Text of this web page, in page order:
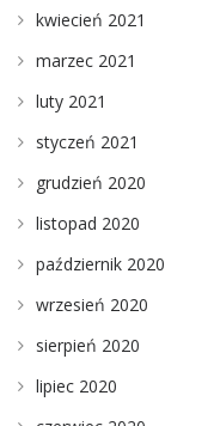
kwiecień 2021
marzec 2021
luty 2021
styczeń 2021
grudzień 2020
listopad 2020
październik 2020
wrzesień 2020
sierpień 2020
lipiec 2020